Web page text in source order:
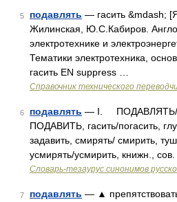
5 подавлять — гасить &mdash;
Жилинская, Ю.С.Кабиров. Англо
электротехнике и
Тематики электротехника,
гасить EN suppress …
Справочник технического
6 подавлять — I.
ПОДАВИТЬ, гасить/погасить,
задавить, смирять/ смирить,
усмирять/усмирить, книжн.,
Словарь-тезаурус синонимов
7 подавлять — ▲